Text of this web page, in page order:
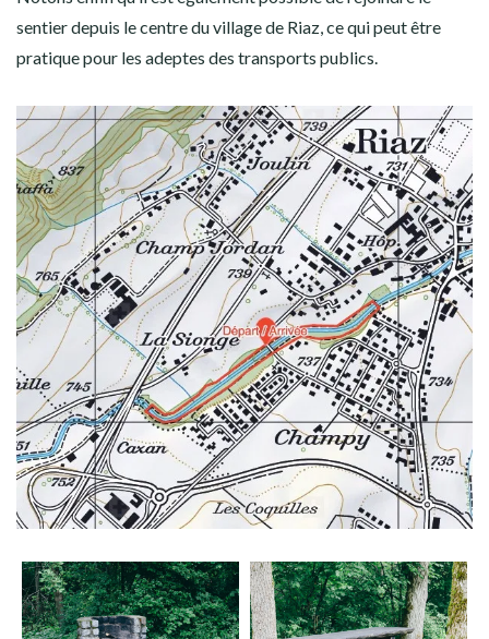
sentier depuis le centre du village de Riaz, ce qui peut être
pratique pour les adeptes des transports publics.